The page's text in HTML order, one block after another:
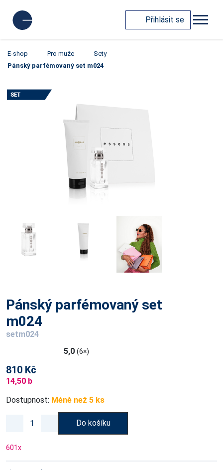
Přihlásit se
E-shop Pro muže
Sety
Pánský parfémovaný set m024
Pánský parfémovaný set
m024
setm024
5,0 (6×)
810 Kč
14,50 b
Dostupnost: Méně než 5 ks
Do košíku
601x